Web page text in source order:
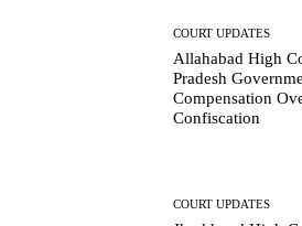
COURT UPDATES
Allahabad High
Pradesh
Compensation
Confiscation
COURT UPDATES